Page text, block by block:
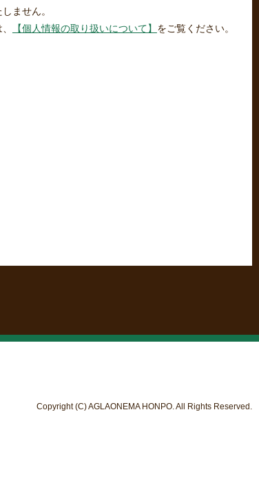
ません。
【個人情報の取り扱いについて】 をご覧ください。
Copyright (C) AGLAONEMA HONPO. All Rights Reserved.